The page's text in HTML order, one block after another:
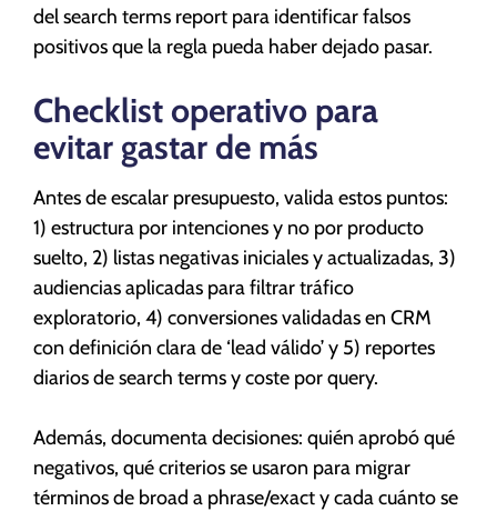
del search terms report para identificar falsos
positivos que la regla pueda haber dejado pasar.
Checklist operativo para
evitar gastar de más
Antes de escalar presupuesto, valida estos puntos:
1) estructura por intenciones y no por producto
suelto, 2) listas negativas iniciales y actualizadas, 3)
audiencias aplicadas para filtrar tráfico
exploratorio, 4) conversiones validadas en CRM
con definición clara de ‘lead válido’ y 5) reportes
diarios de search terms y coste por query.
Además, documenta decisiones: quién aprobó qué
negativos, qué criterios se usaron para migrar
términos de broad a phrase/exact y cada cuánto se